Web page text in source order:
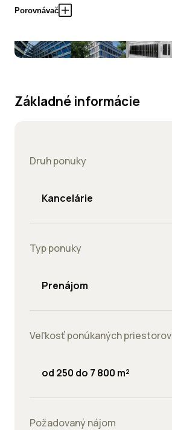
Porovnávač
Základné informácie
Druh ponuky
Kancelárie
Typ ponuky
Prenájom
Veľkosť ponúkaných priestorov
od 250 do 7 800 m²
Požadovaný nájom